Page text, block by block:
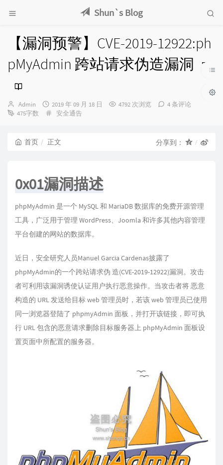
Shun`s Blog
【漏洞预警】CVE-2019-12922:ph
pMyAdmin 跨站请求伪造漏洞
博
主：
Admin
发
布
2019 年 09 月 18 日 4792 次浏览
4 条评论
475字数
分
安全通告
首页 正文 分享到：
0x01漏洞描述
phpMyAdmin 是一个 MySQL 和 MariaDB 数据库的免费开源管理
工具，广泛用于管理 WordPress、Joomla 和许多其他内容管理
平台创建的网站的数据库。
近日，安全研究人员Manuel Garcia Cardenas披露了
phpMyAdmin的一个跨站请求伪 造(CVE-2019-12922)漏洞。攻击
者可利用该漏洞诱使认证用户执行恶意操作。当攻击者将 恶意
构造的 URL 发送给目标 web 管理员时，若该 web 管理员已使用
同一浏览器登陆了 phpmyAdmin 面板，并打开该链接，即可执
行 URL 包含的恶意请求删除目标服务器上 phpMyAdmin 面板设
置页面中所配置的服务器。